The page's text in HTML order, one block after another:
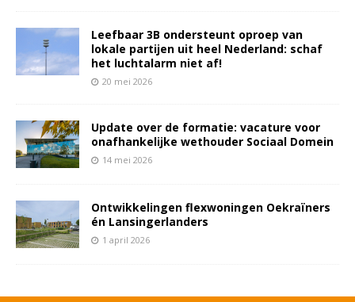
Leefbaar 3B ondersteunt oproep van
lokale partijen uit heel Nederland: schaf
het luchtalarm niet af!
20 mei 2026
Update over de formatie: vacature voor
onafhankelijke wethouder Sociaal Domein
14 mei 2026
Ontwikkelingen flexwoningen Oekraïners
én Lansingerlanders
1 april 2026